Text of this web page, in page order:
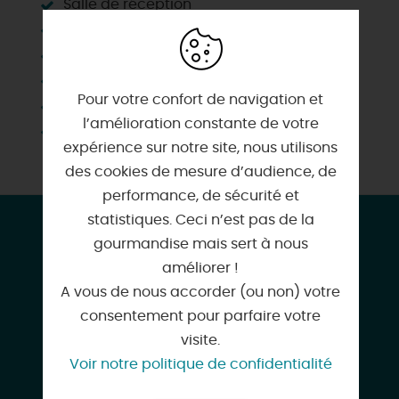
Salle de réception
Vélo
Wifi
CONTACT & LOCALISATION
Domaine Ferme de la Vergne
45490 LORCY
Pour votre confort de navigation et
l’amélioration constante de votre
expérience sur notre site, nous utilisons
des cookies de mesure d’audience, de
performance, de sécurité et
statistiques. Ceci n’est pas de la
gourmandise mais sert à nous
améliorer !
A vous de nous accorder (ou non) votre
consentement pour parfaire votre
visite.
Voir notre politique de confidentialité